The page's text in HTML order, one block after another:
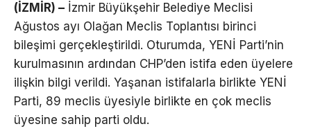
(İZMİR) – İzmir Büyükşehir Belediye Meclisi
Ağustos ayı Olağan Meclis Toplantısı birinci
bileşimi gerçekleştirildi. Oturumda, YENİ Parti’nin
kurulmasının ardından CHP’den istifa eden üyelere
ilişkin bilgi verildi. Yaşanan istifalarla birlikte YENİ
Parti, 89 meclis üyesiyle birlikte en çok meclis
üyesine sahip parti oldu.